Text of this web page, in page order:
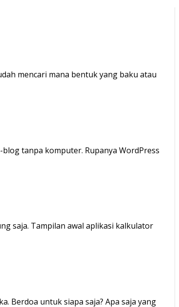
mencari mana bentuk yang baku atau
tanpa komputer. Rupanya WordPress
saja. Tampilan awal aplikasi kalkulator
Berdoa untuk siapa saja? Apa saja yang